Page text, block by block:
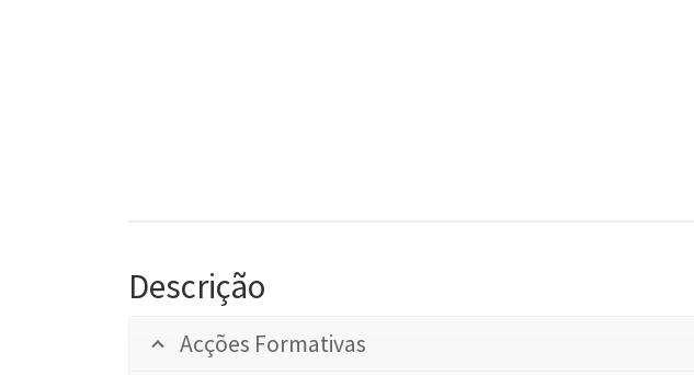
Descrição
Acções Formativas